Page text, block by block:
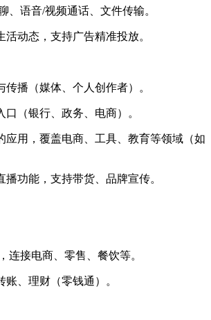
、语音/视频通话、文件传输。
活动态，支持广告精准投放。
播（媒体、个人创作者）。
口（银行、政务、电商）。
应用，覆盖电商、工具、教育等领域（如
功能，支持带货、品牌宣传。
连接电商、零售、餐饮等。
、理财（零钱通）。